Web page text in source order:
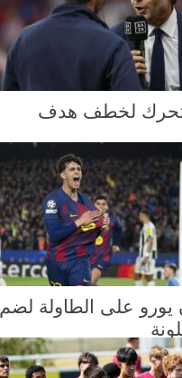
يتحرك لخطف هدف
يورو على الطاولة لضم